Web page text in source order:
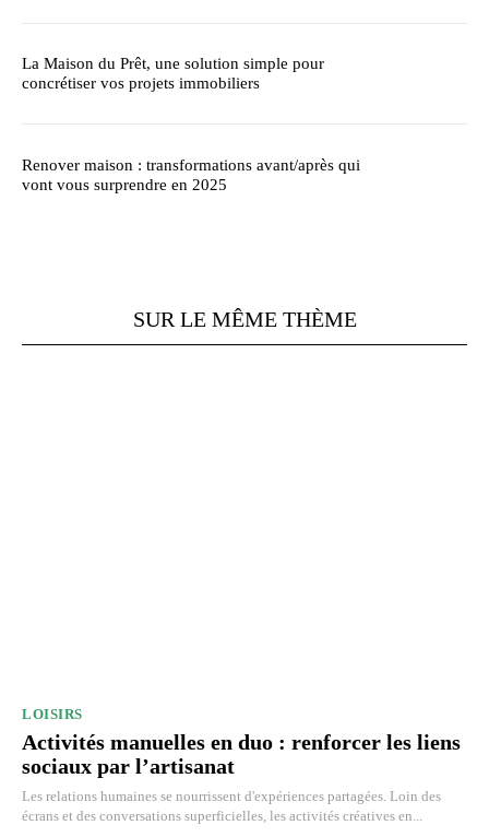
La Maison du Prêt, une solution simple pour
concrétiser vos projets immobiliers
Renover maison : transformations avant/après qui
vont vous surprendre en 2025
SUR LE MÊME THÈME
LOISIRS
Activités manuelles en duo : renforcer les liens
sociaux par l’artisanat
Les relations humaines se nourrissent d'expériences partagées. Loin des
écrans et des conversations superficielles, les activités créatives en...